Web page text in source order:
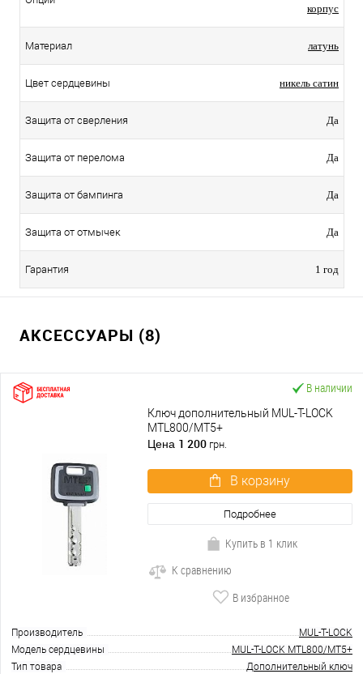
корпус
Материал латунь
Цвет сердцевины никель сатин
Защита от сверления Да
Защита от перелома Да
Защита от бампинга Да
Защита от отмычек Да
Гарантия 1 год
АКСЕССУАРЫ (8)
В наличии
Ключ дополнительный MUL-T-LOCK
MTL800/MT5+
Цена 1 200 грн.
В корзину
Подробнее
Купить в 1 клик
К сравнению
В избранное
Производитель
MUL-T-LOCK
Модель сердцевины
MUL-T-LOCK MTL800/MT5+
Тип товара
Дополнительный ключ